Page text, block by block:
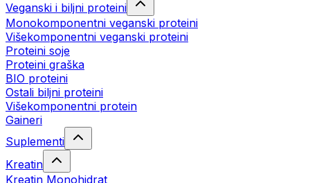
Veganski i biljni proteini
Monokomponentni veganski proteini
Višekomponentni veganski proteini
Proteini soje
Proteini graška
BIO proteini
Ostali biljni proteini
Višekomponentni protein
Gaineri
Suplementi
Kreatin
Kreatin Monohidrat